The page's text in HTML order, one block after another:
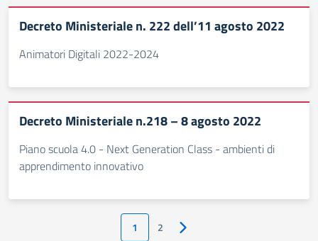
Decreto Ministeriale n. 222 dell’11 agosto 2022
Animatori Digitali 2022-2024
Decreto Ministeriale n.218 – 8 agosto 2022
Piano scuola 4.0 - Next Generation Class - ambienti di
apprendimento innovativo
1 2 Pagina successiva